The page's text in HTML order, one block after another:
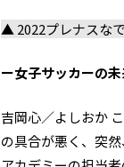
▲ 2022プレナスな
ー女子サッカーの
吉岡心／よしおか
の具合が悪く、突